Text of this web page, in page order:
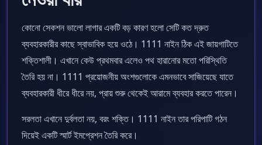
কোনো সেকশন ভালো লাগার একটি বড় কারণ হলো সেটি কত দ্রুত
ব্যবহারকারীর কাছে স্বাভাবিক হয়ে ওঠে। 1111 নাইন ঠিক এই জায়গাটিতে
শক্তিশালী। এখানে কেউ প্রথমবার এলেও পথ হারানোর মতো পরিস্থিতি
তৈরি হয় না। 1111 প্রয়োজনীয় অংশগুলোকে এমনভাবে সাজিয়েছে যাতে
ব্যবহারকারী ধীরে ধীরে নয়, প্রায় শুরু থেকেই আরামে ব্যবহার করতে পারেন।
সরলতা এখানে দুর্বলতা নয়, বরং শক্তি। 1111 নাইন তার পরিপাটি গঠন
দিয়েই একটি স্মার্ট ইমপ্রেশন তৈরি করে।